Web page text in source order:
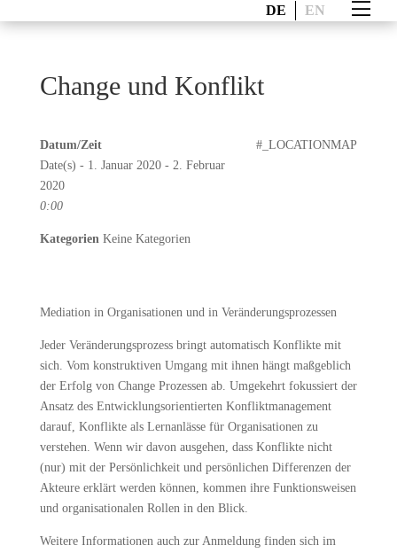
DE EN
Change und Konflikt
#_LOCATIONMAP
Datum/Zeit
Date(s) - 1. Januar 2020 - 2. Februar
2020
0:00
KategorienKeine Kategorien
Mediation in Organisationen und in Veränderungsprozessen
Jeder Veränderungsprozess bringt automatisch Konflikte mit
sich. Vom konstruktiven Umgang mit ihnen hängt maßgeblich
der Erfolg von Change Prozessen ab. Umgekehrt fokussiert der
Ansatz des Entwicklungs­orientierten Konfliktmanagement
darauf, Konflikte als Lernanlässe für Organisationen zu
verstehen. Wenn wir davon ausgehen, dass Konflikte nicht
(nur) mit der Persönlichkeit und persönlichen Differenzen der
Akteure erklärt werden können, kommen ihre Funktionsweisen
und organisationalen Rollen in den Blick.
Weitere Informationen auch zur Anmeldung finden sich im